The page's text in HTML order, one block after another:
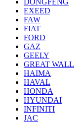
DONGFENG
EXEED
FAW
FIAT
FORD
GAZ
GEELY
GREAT WALL
HAIMA
HAVAL
HONDA
HYUNDAI
INFINITI
JAC